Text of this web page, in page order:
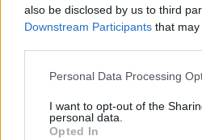
also be disclosed by us to third
Downstream Participants that
Personal Data Processing
I want to opt-out of the
personal data.
Opted In
__ de mim, pobre de mim:
A I
M